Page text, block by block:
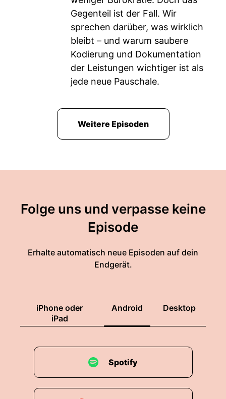
Gegenteil ist der Fall. Wir
sprechen darüber, was wirklich
bleibt – und warum saubere
Kodierung und Dokumentation
der Leistungen wichtiger ist als
jede neue Pauschale.
Weitere Episoden
Folge uns und verpasse keine
Episode
Erhalte automatisch neue Episoden auf dein
Endgerät.
iPhone oder
iPad
Android Desktop
Spotify